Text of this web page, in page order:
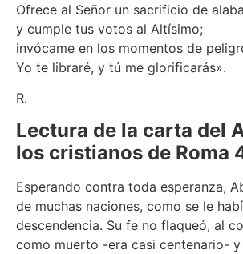
Ofrece al Señor un sacrificio de
y cumple tus votos al Altísimo;
invócame en los momentos de
Yo te libraré, y tú me glorificarás».
R.
Lectura de la carta del
los cristianos de Roma
Esperando contra toda esperanza,
de muchas naciones, como se le
descendencia. Su fe no flaqueó, al
como muerto -era casi centenario-